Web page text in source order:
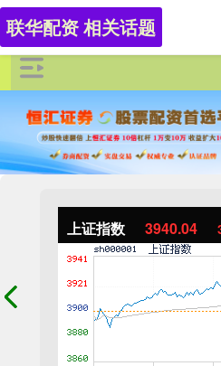
上证指数 3940.04
联华配资 相关话题